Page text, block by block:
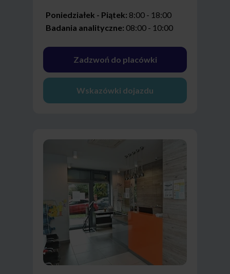
Wskazówki dojazdu
Zadzwoń do placówki
Poniedziałek - Piątek: 8:00 - 18:00
Badania analityczne: 08:00 - 10:00